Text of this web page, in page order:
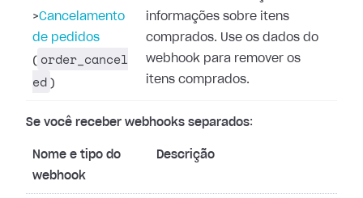
>Cancelamento
de pedidos
( order_cancel
ed )
informações sobre itens
comprados. Use os dados do
webhook para remover os
itens comprados.
Se você receber webhooks separados:
Nome e tipo do
webhook
Descrição